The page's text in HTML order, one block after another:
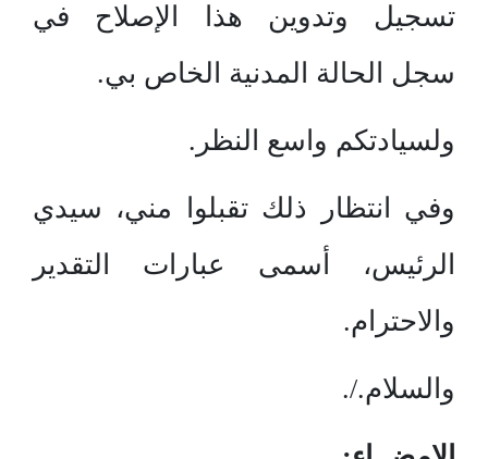
تسجيل وتدوين هذا الإصلاح في
سجل الحالة المدنية الخاص بي.
ولسيادتكم واسع النظر.
وفي انتظار ذلك تقبلوا مني، سيدي
الرئيس، أسمى عبارات التقدير
والاحترام.
والسلام./.